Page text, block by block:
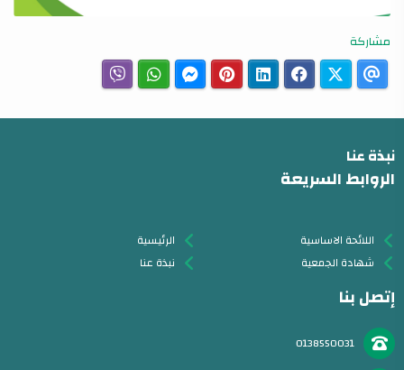
مشاركة
نبذة عنا
الروابط السريعة
اللائحة الاساسية
شهادة الجمعية
الرئيسية
نبذة عنا
إتصل بنا
0138550031